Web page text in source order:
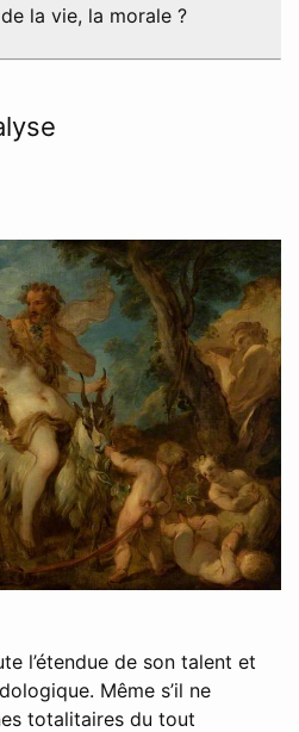
la vie, la morale ?
l’étendue de son talent et
Même s’il ne
totalitaires du tout